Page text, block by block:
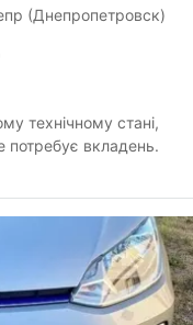
(Днепропетровск)
технічному стані,
потребує вкладень.